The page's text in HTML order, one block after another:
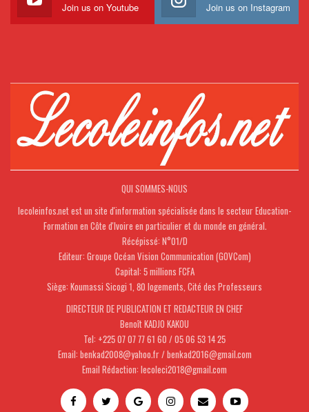
Join us on Youtube Join us on Instagram
QUI SOMMES-NOUS
lecoleinfos.net est un site d'information spécialisée dans le secteur Education-
Formation en Côte d'Ivoire en particulier et du monde en général.
Récépissé: N°01/D
Editeur: Groupe Océan Vision Communication (GOVCom)
Capital: 5 millions FCFA
Siège: Koumassi Sicogi 1, 80 logements, Cité des Professeurs
DIRECTEUR DE PUBLICATION ET REDACTEUR EN CHEF
Benoît KADJO KAKOU
Tel: +225 07 07 77 61 60 / 05 06 53 14 25
Email: benkad2008@yahoo.fr / benkad2016@gmail.com
Email Rédaction: lecoleci2018@gmail.com